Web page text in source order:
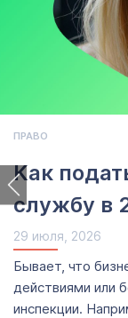
ПРАВО
Как
службу в
29 июля, 2026
Бывает, что
действиями или
инспекции.